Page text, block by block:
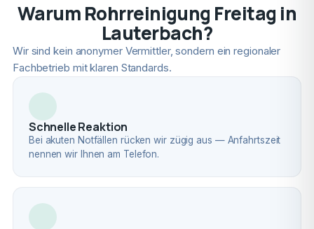
Warum Rohrreinigung Freitag in
Lauterbach?
Wir sind kein anonymer Vermittler, sondern ein regionaler
Fachbetrieb mit klaren Standards.
Schnelle Reaktion
Bei akuten Notfällen rücken wir zügig aus — Anfahrtszeit
nennen wir Ihnen am Telefon.